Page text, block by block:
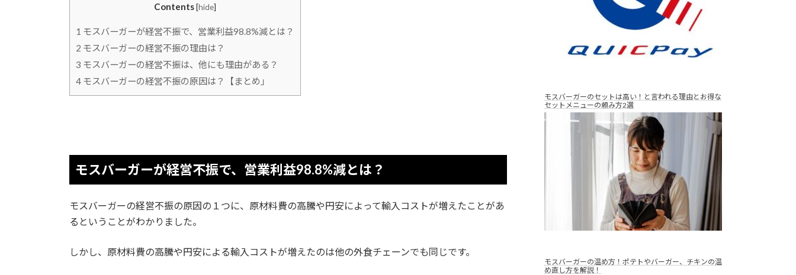
Contents[hide]
1 モスバーガーが経営不振で、営業利益98.8%減とは？
2 モスバーガーの経営不振の理由は？
3 モスバーガーの経営不振は、他にも理由がある？
4 モスバーガーの経営不振の原因は？【まとめ」
モスバーガーが経営不振で、営業利益98.8%減とは？
モスバーガーの経営不振の原因の１つに、原材料費の高騰や円安によって輸入コストが増えたことがあ
るということがわかりました。
しかし、原材料費の高騰や円安による輸入コストが増えたのは他の外食チェーンでも同じです。
モスバーガーのセットは高い！と言われる理由とお得な
セットメニューの頼み方2選
モスバーガーの温め方！ポテトやバーガー、チキンの温
め直し方を解説！